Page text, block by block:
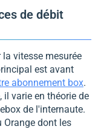
de débit
vitesse mesurée
est avant
abonnement box.
il varie en théorie de
de l'internaute.
Orange dont les